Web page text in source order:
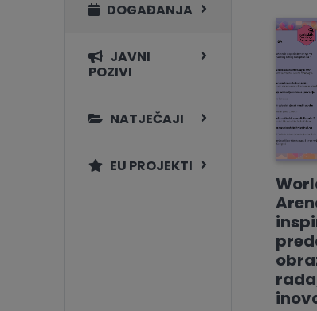
DOGAĐANJA
JAVNI
POZIVI
NATJEČAJI
EU PROJEKTI